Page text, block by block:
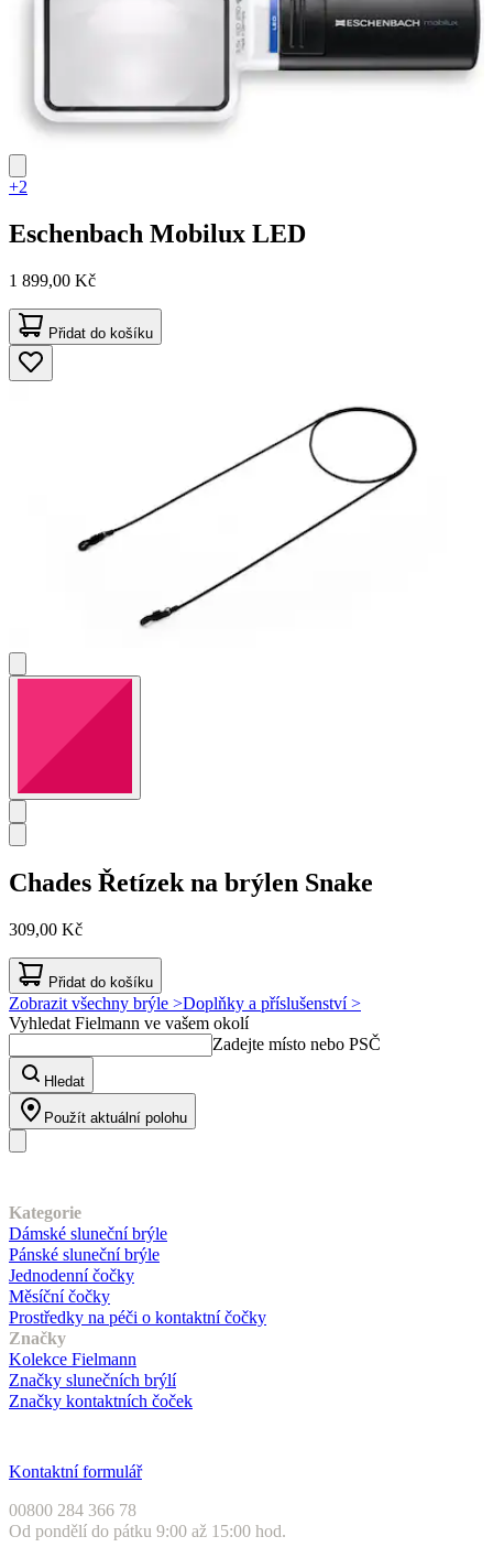
+2
Eschenbach Mobilux LED
1 899,00 Kč
Přidat do košíku
Chades Řetízek na brýlen Snake
309,00 Kč
Přidat do košíku
Zobrazit všechny brýle >Doplňky a příslušenství >
Vyhledat Fielmann ve vašem okolí
Zadejte místo nebo PSČ
Hledat
Použít aktuální polohu
Kategorie
Dámské sluneční brýle
Pánské sluneční brýle
Jednodenní čočky
Měsíční čočky
Prostředky na péči o kontaktní čočky
Značky
Kolekce Fielmann
Značky slunečních brýlí
Značky kontaktních čoček
Kontaktní formulář
00800 284 366 78
Od pondělí do pátku 9:00 až 15:00 hod.